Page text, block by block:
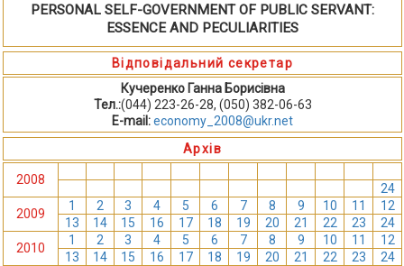
PERSONAL SELF-GOVERNMENT OF PUBLIC SERVANT:
ESSENCE AND PECULIARITIES
Відповідальний секретар
Кучеренко Ганна Борисівна
Тел.:(044) 223-26-28, (050) 382-06-63
E-mail:economy_2008@ukr.net
Архів
2008
24
2009
1 2 3 4 5 6 7 8 9 10 11
12
13
14 15 16 17 18 19 20 21 22 23
24
2010
1 2 3 4 5 6 7 8 9 10 11
12
13
14 15 16 17 18 19 20 21 22 23
24